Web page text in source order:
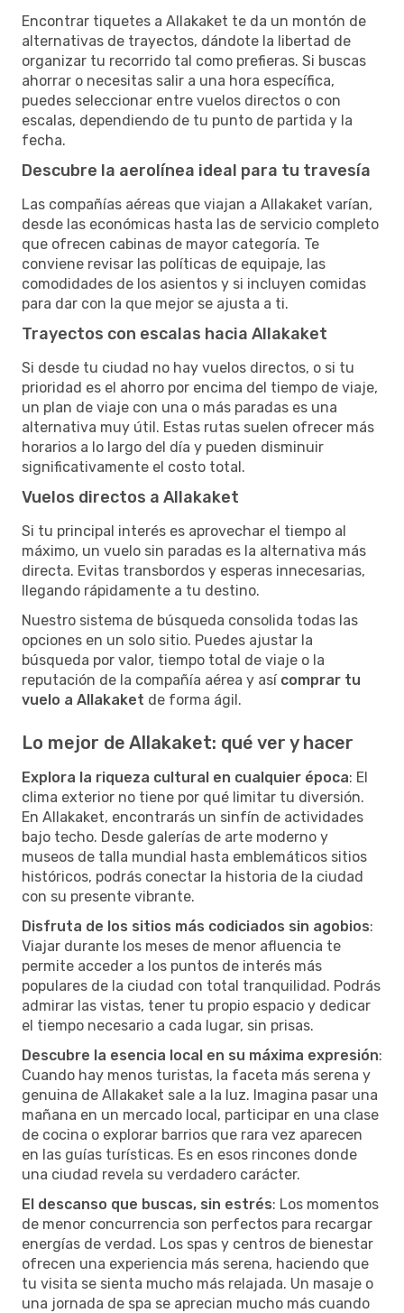
Encontrar tiquetes a Allakaket te da un montón de
alternativas de trayectos, dándote la libertad de
organizar tu recorrido tal como prefieras. Si buscas
ahorrar o necesitas salir a una hora específica,
puedes seleccionar entre vuelos directos o con
escalas, dependiendo de tu punto de partida y la
fecha.
Descubre la aerolínea ideal para tu travesía
Las compañías aéreas que viajan a Allakaket varían,
desde las económicas hasta las de servicio completo
que ofrecen cabinas de mayor categoría. Te
conviene revisar las políticas de equipaje, las
comodidades de los asientos y si incluyen comidas
para dar con la que mejor se ajusta a ti.
Trayectos con escalas hacia Allakaket
Si desde tu ciudad no hay vuelos directos, o si tu
prioridad es el ahorro por encima del tiempo de viaje,
un plan de viaje con una o más paradas es una
alternativa muy útil. Estas rutas suelen ofrecer más
horarios a lo largo del día y pueden disminuir
significativamente el costo total.
Vuelos directos a Allakaket
Si tu principal interés es aprovechar el tiempo al
máximo, un vuelo sin paradas es la alternativa más
directa. Evitas transbordos y esperas innecesarias,
llegando rápidamente a tu destino.
Nuestro sistema de búsqueda consolida todas las
opciones en un solo sitio. Puedes ajustar la
búsqueda por valor, tiempo total de viaje o la
reputación de la compañía aérea y así comprar tu
vuelo a Allakaket de forma ágil.
Lo mejor de Allakaket: qué ver y hacer
Explora la riqueza cultural en cualquier época: El
clima exterior no tiene por qué limitar tu diversión.
En Allakaket, encontrarás un sinfín de actividades
bajo techo. Desde galerías de arte moderno y
museos de talla mundial hasta emblemáticos sitios
históricos, podrás conectar la historia de la ciudad
con su presente vibrante.
Disfruta de los sitios más codiciados sin agobios:
Viajar durante los meses de menor afluencia te
permite acceder a los puntos de interés más
populares de la ciudad con total tranquilidad. Podrás
admirar las vistas, tener tu propio espacio y dedicar
el tiempo necesario a cada lugar, sin prisas.
Descubre la esencia local en su máxima expresión:
Cuando hay menos turistas, la faceta más serena y
genuina de Allakaket sale a la luz. Imagina pasar una
mañana en un mercado local, participar en una clase
de cocina o explorar barrios que rara vez aparecen
en las guías turísticas. Es en esos rincones donde
una ciudad revela su verdadero carácter.
El descanso que buscas, sin estrés: Los momentos
de menor concurrencia son perfectos para recargar
energías de verdad. Los spas y centros de bienestar
ofrecen una experiencia más serena, haciendo que
tu visita se sienta mucho más relajada. Un masaje o
una jornada de spa se aprecian mucho más cuando